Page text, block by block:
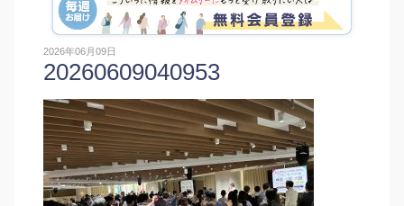
2026年06月09日
20260609040953